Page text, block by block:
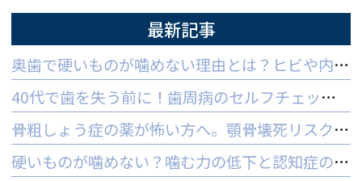
最新記事
奥歯で硬いものが噛めない理由とは？ヒビや内部炎症の疑いと対策
40代で歯を失う前に！歯周病のセルフチェックと守る予防法
骨粗しょう症の薬が怖い方へ。顎骨壊死リスクを防ぐ3つの対策
硬いものが噛めない？噛む力の低下と認知症の関係と受診の目安